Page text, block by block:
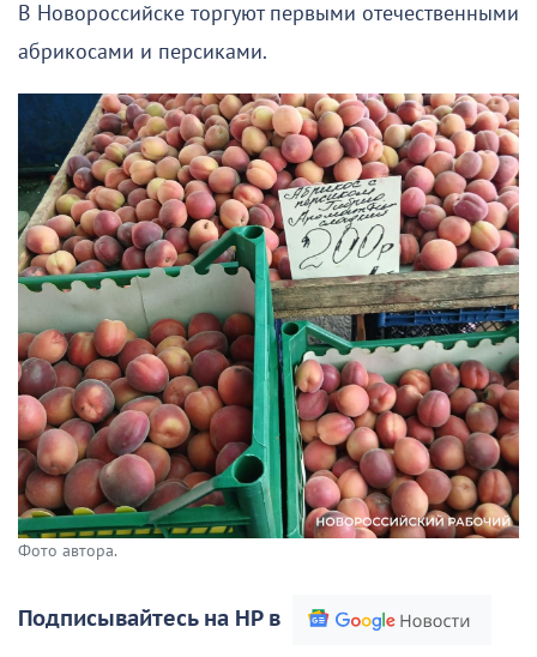
В Новороссийске торгуют первыми отечественными
абрикосами и персиками.
Фото автора.
Подписывайтесь на НР в